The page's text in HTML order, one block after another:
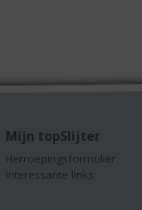
Mijn topSlijter
Herroepingsformulier
Interessante links